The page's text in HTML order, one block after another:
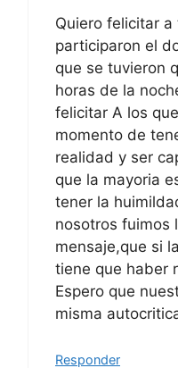
Quiero felicitar
participaron el
que se tuvieron
horas de la
felicitar A los
momento de
realidad y ser
que la mayoria
tener la
nosotros fuimos
mensaje,que si
tiene que haber
Espero que
misma
Responder